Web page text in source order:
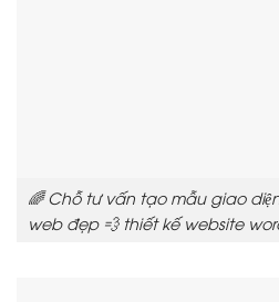
🌈 Chỗ tư vấn tạo mẫu giao
web đẹp 💨 thiết kế website